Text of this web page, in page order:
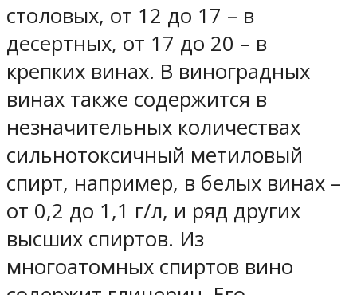
столовых, от 12 до 17 – в
десертных, от 17 до 20 – в
крепких винах. В виноградных
винах также содержится в
незначительных количествах
сильнотоксичный метиловый
спирт, например, в белых винах –
от 0,2 до 1,1 г/л, и ряд других
высших спиртов. Из
многоатомных спиртов вино